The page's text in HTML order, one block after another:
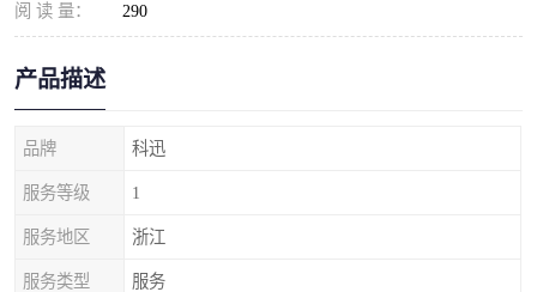
阅 读 量： 290
产品描述
品牌 科迅
服务等级 1
服务地区 浙江
服务类型 服务